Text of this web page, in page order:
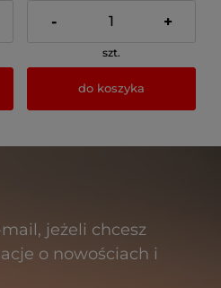
- +
szt.
do koszyka
jeżeli chcesz
o nowościach i